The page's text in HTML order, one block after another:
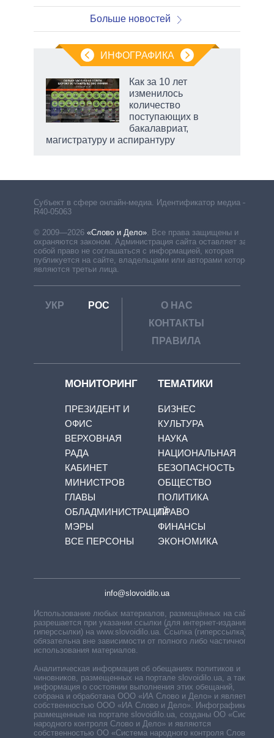
Больше новостей
ИНФОГРАФИКА
Как за 10 лет
изменилось
количество
поступающих в
бакалавриат,
магистратуру и аспирантуру
Субъект в сфере онлайн-медиа. Идентификатор медиа –
R40-05063
© 2009—2026 «Слово и Дело». Все права защищены и
охраняются законом. Администрация сайта оставляет за
собой право не соглашаться с информацией, которая
публикуется на сайте, владельцами или авторами которой
являются третьи лица.
УКР РОС
О НАС
КОНТАКТЫ
ПРАВИЛА
МОНИТОРИНГ
ПРЕЗИДЕНТ И
ОФИС
ВЕРХОВНАЯ
РАДА
КАБИНЕТ
МИНИСТРОВ
ГЛАВЫ
ОБЛАДМИНИСТРАЦИЙ
МЭРЫ
ВСЕ ПЕРСОНЫ
ТЕМАТИКИ
БИЗНЕС
КУЛЬТУРА
НАУКА
НАЦИОНАЛЬНАЯ
БЕЗОПАСНОСТЬ
ОБЩЕСТВО
ПОЛИТИКА
ПРАВО
ФИНАНСЫ
ЭКОНОМИКА
info@slovoidilo.ua
Использование любых материалов, размещённых на сайте,
разрешается при указании ссылки (для интернет-изданий —
гиперссылки) на www.slovoidilo.ua. Ссылка (гиперссылка)
обязательна вне зависимости от полного либо частичного
использования материалов.
Аналитическая информация об обещаниях политиков и
чиновников, размещенных на портале slovoidilo.ua, а также
информация о состоянии выполнения этих обещаний,
собрана и обработана ООО «ИА Слово и Дело» и является
собственностью ООО «ИА Слово и Дело». Инфографики,
размещенные на портале slovoidilo.ua, созданы ОО «Система
народного контроля Слово и Дело» и являются
собственностью ОО «Система народного контроля Слово и